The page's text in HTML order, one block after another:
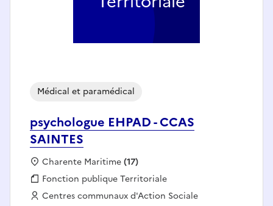
psychologue EHPAD - CCAS
SAINTES
Médical et paramédical
Localisation :
Charente Maritime(17)
Fonction publique :
Fonction publique Territoriale
Employeur :
Centres communaux d'Action Sociale